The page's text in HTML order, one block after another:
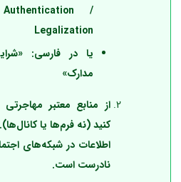
/
Legalization
یا در فارسی:
مدارک»
از منابع معتبر
کنید (نه فرم‌ها یا کانال‌ها).
اطلاعات در شبکه‌های
نادرست است.